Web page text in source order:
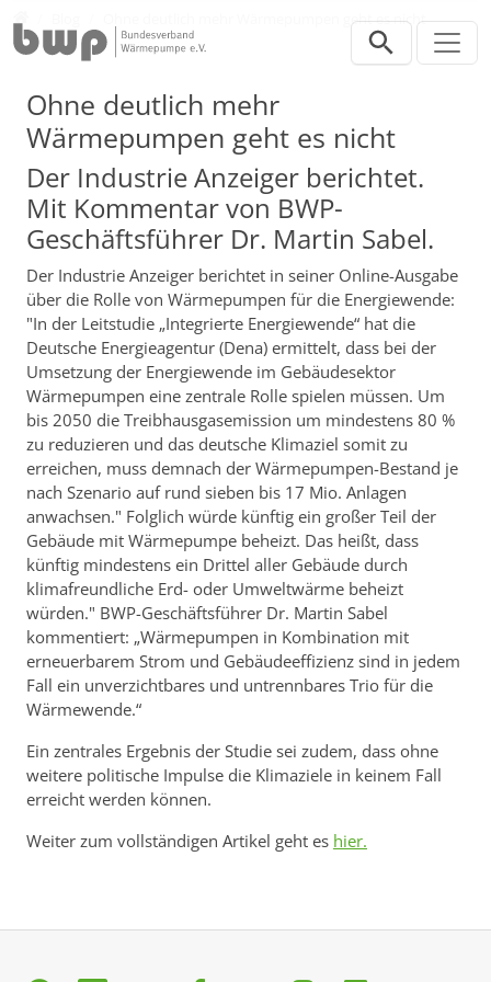
Ohne deutlich mehr Wärmepumpen geht es nicht
Ohne deutlich mehr
Wärmepumpen geht es nicht
Der Industrie Anzeiger berichtet.
Mit Kommentar von BWP-
Geschäftsführer Dr. Martin Sabel.
Der Industrie Anzeiger berichtet in seiner Online-Ausgabe
über die Rolle von Wärmepumpen für die Energiewende:
"In der Leitstudie „Integrierte Energiewende“ hat die
Deutsche Energieagentur (Dena) ermittelt, dass bei der
Umsetzung der Energiewende im Gebäudesektor
Wärmepumpen eine zentrale Rolle spielen müssen. Um
bis 2050 die Treibhausgasemission um mindestens 80 %
zu reduzieren und das deutsche Klimaziel somit zu
erreichen, muss demnach der Wärmepumpen-Bestand je
nach Szenario auf rund sieben bis 17 Mio. Anlagen
anwachsen." Folglich würde künftig ein großer Teil der
Gebäude mit Wärmepumpe beheizt. Das heißt, dass
künftig mindestens ein Drittel aller Gebäude durch
klimafreundliche Erd- oder Umweltwärme beheizt
würden." BWP-Geschäftsführer Dr. Martin Sabel
kommentiert: „Wärmepumpen in Kombination mit
erneuerbarem Strom und Gebäudeeffizienz sind in jedem
Fall ein unverzichtbares und untrennbares Trio für die
Wärmewende.“
Ein zentrales Ergebnis der Studie sei zudem, dass ohne
weitere politische Impulse die Klimaziele in keinem Fall
erreicht werden können.
Weiter zum vollständigen Artikel geht es hier.